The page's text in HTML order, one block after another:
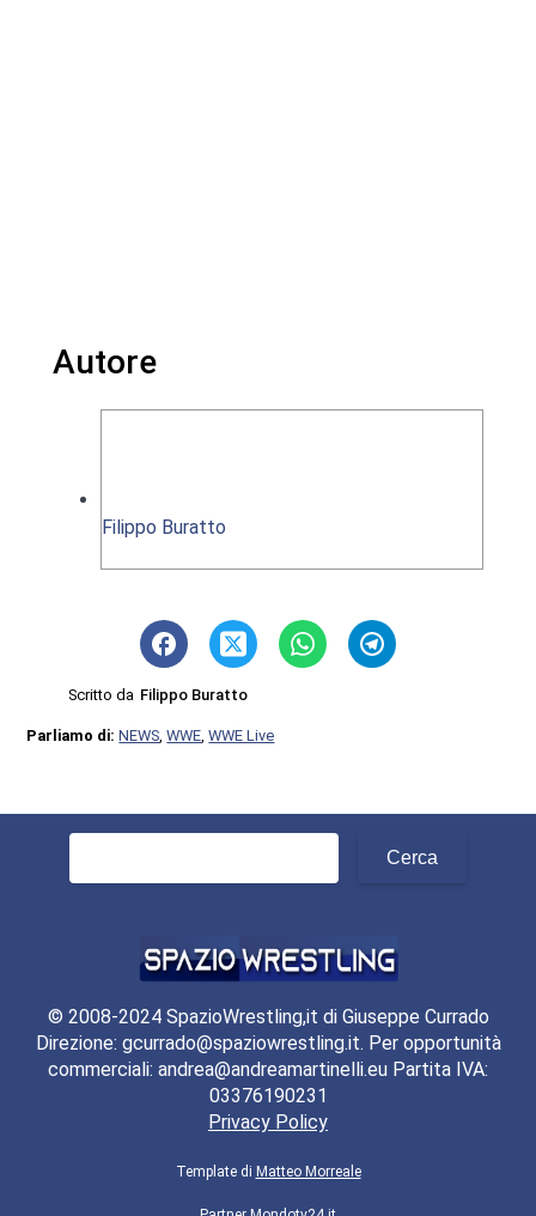
Autore
Filippo Buratto
Scritto da Filippo Buratto
Parliamo di:NEWS ,WWE ,WWE Live
© 2008-2024 SpazioWrestling,it di Giuseppe Currado
Direzione: gcurrado@spaziowrestling.it. Per opportunità
commerciali: andrea@andreamartinelli.eu Partita IVA:
03376190231
Privacy Policy
Template di Matteo Morreale